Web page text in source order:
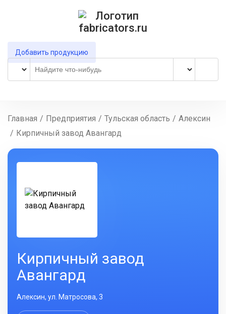
Добавить продукцию
Главная / Предприятия / Тульская область / Алексин
/ Кирпичный завод Авангард
Кирпичный завод
Авангард
Алексин, ул. Матросова, 3